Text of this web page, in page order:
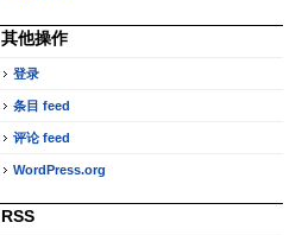
其他操作
登录
条目 feed
评论 feed
WordPress.org
RSS